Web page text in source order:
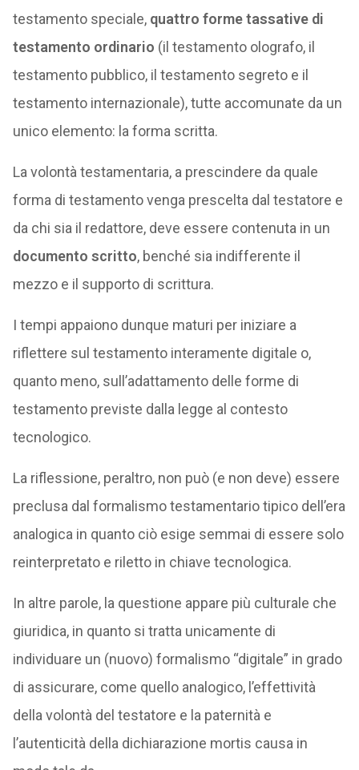
testamento speciale, quattro forme tassative di
testamento ordinario (il testamento olografo, il
testamento pubblico, il testamento segreto e il
testamento internazionale), tutte accomunate da un
unico elemento: la forma scritta.
La volontà testamentaria, a prescindere da quale
forma di testamento venga prescelta dal testatore e
da chi sia il redattore, deve essere contenuta in un
documento scritto, benché sia indifferente il
mezzo e il supporto di scrittura.
I tempi appaiono dunque maturi per iniziare a
riflettere sul testamento interamente digitale o,
quanto meno, sull’adattamento delle forme di
testamento previste dalla legge al contesto
tecnologico.
La riflessione, peraltro, non può (e non deve) essere
preclusa dal formalismo testamentario tipico dell’era
analogica in quanto ciò esige semmai di essere solo
reinterpretato e riletto in chiave tecnologica.
In altre parole, la questione appare più culturale che
giuridica, in quanto si tratta unicamente di
individuare un (nuovo) formalismo “digitale” in grado
di assicurare, come quello analogico, l’effettività
della volontà del testatore e la paternità e
l’autenticità della dichiarazione mortis causa in